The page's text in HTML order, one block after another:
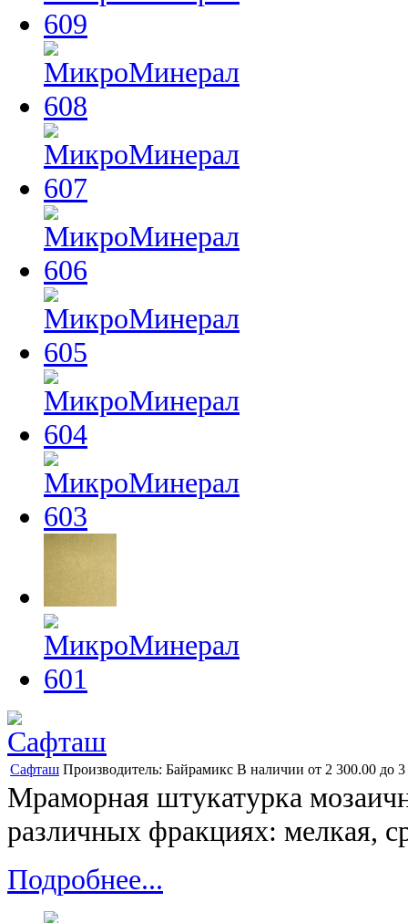
Сафташ Производитель: Байрамикс В наличии от 2 300.00 до 3
Мраморная штукатурка
различных фракциях: мелкая,
Подробнее...